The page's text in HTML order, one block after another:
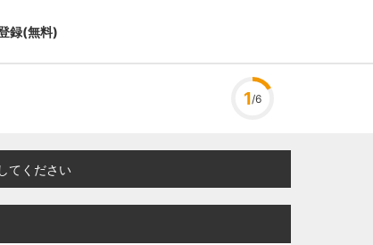
録(無料)
1/6
てください